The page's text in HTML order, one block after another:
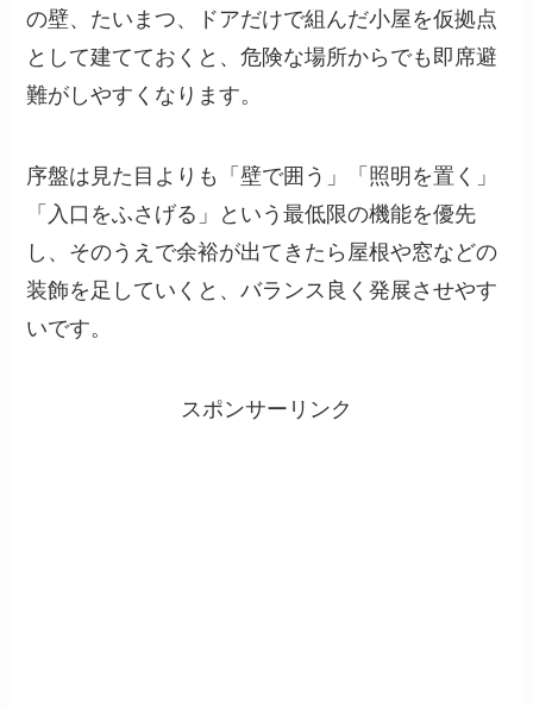
の壁、たいまつ、ドアだけで組んだ小屋を仮拠点
として建てておくと、危険な場所からでも即席避
難がしやすくなります。
序盤は見た目よりも「壁で囲う」「照明を置く」
「入口をふさげる」という最低限の機能を優先
し、そのうえで余裕が出てきたら屋根や窓などの
装飾を足していくと、バランス良く発展させやす
いです。
スポンサーリンク